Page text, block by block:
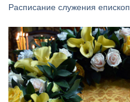
Расписание служения